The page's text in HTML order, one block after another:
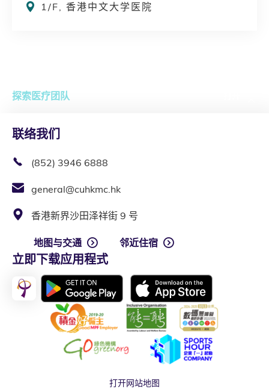
1/F, 香港中文大学医院
探索医疗团队
联络我们
(852) 3946 6888
general@cuhkmc.hk
香港新界沙田泽祥街 9 号
地图与交通 邻近住宿
立即下载应用程式
打开网站地图